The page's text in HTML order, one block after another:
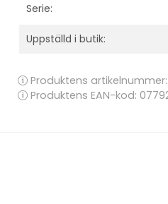
Serie:
Uppställd i butik:
Produktens artikelnummer:
Produktens EAN-kod: